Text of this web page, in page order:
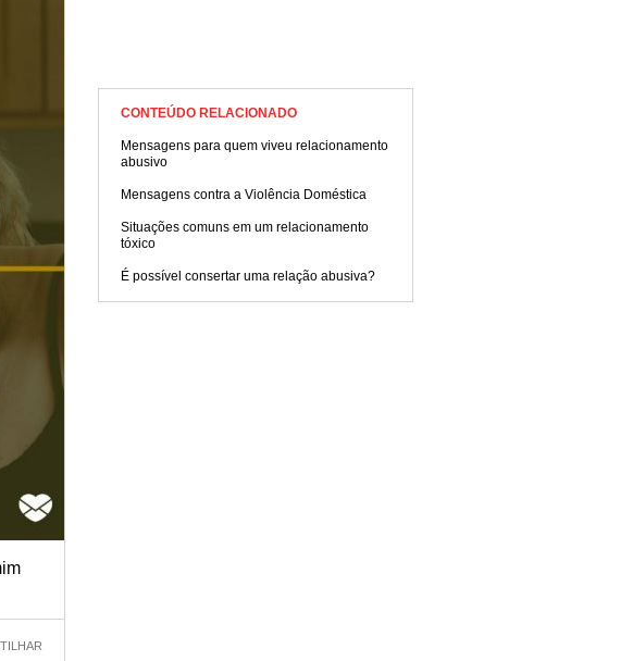
CONTEÚDO RELACIONADO
Mensagens para quem viveu relacionamento
abusivo
Mensagens contra a Violência Doméstica
Situações comuns em um relacionamento
tóxico
É possível consertar uma relação abusiva?